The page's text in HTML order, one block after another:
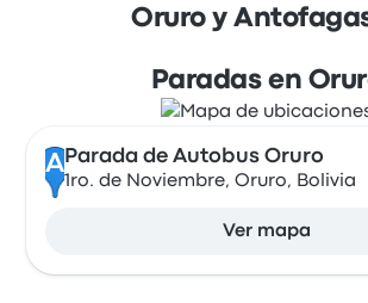
Oruro y
Paradas en
A Parada de Autobus Oruro
1ro. de Noviembre, Oruro, Bolivia
Ver mapa